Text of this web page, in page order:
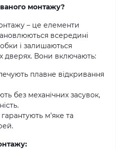
монтажу?
– це елементи
всередині
і залишаються
дверях. Вони включають:
плавне відкривання
без механічних засувок,
гарантують м’яке та